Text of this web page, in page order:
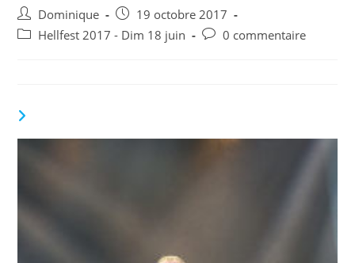
Auteur/autrice
de
Dominique
Publication
publiée :
19 octobre 2017
PostHellfest 2017 - Dim 18 juin
Commentaires
0 commentaire